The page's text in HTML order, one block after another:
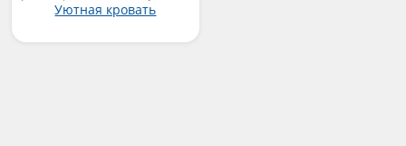
Уютная кровать